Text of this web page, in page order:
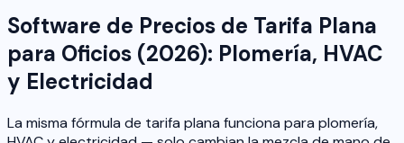
Software de Precios de Tarifa Plana
para Oficios (2026): Plomería, HVAC
y Electricidad
La misma fórmula de tarifa plana funciona para plomería,